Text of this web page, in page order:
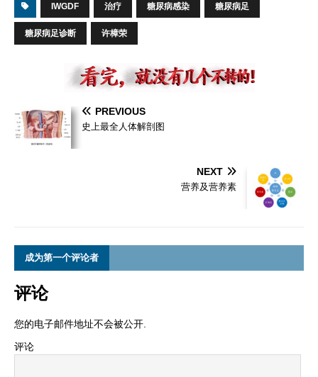
IWGDF 治疗 糖尿病感染 糖尿病足
糖尿病足诊断 许樟荣
PREVIOUS
史上最全人体解剖图
NEXT
营养及营养素
成为第一个评论者
评论
您的电子邮件地址不会被公开.
评论